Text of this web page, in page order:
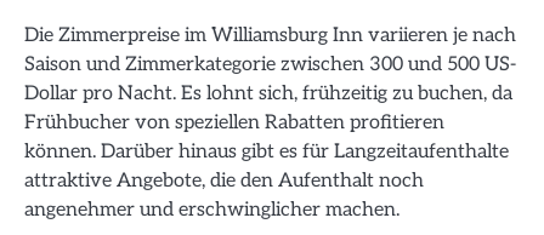
Die Zimmerpreise im Williamsburg Inn variieren je nach
Saison und Zimmerkategorie zwischen 300 und 500 US-
Dollar pro Nacht. Es lohnt sich, frühzeitig zu buchen, da
Frühbucher von speziellen Rabatten profitieren
können. Darüber hinaus gibt es für Langzeitaufenthalte
attraktive Angebote, die den Aufenthalt noch
angenehmer und erschwinglicher machen.